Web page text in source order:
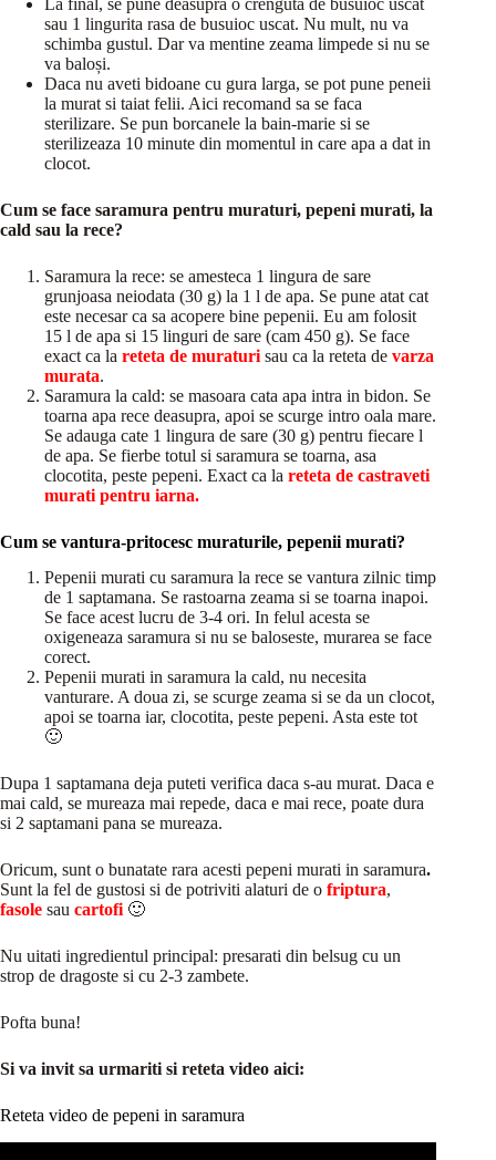
sau 1 lingurita rasa de busuioc uscat. Nu mult, nu va
schimba gustul. Dar va mentine zeama limpede si nu se
va baloși.
Daca nu aveti bidoane cu gura larga, se pot pune peneii
la murat si taiat felii. Aici recomand sa se faca
sterilizare. Se pun borcanele la bain-marie si se
sterilizeaza 10 minute din momentul in care apa a dat in
clocot.
Cum se face saramura pentru muraturi, pepeni murati, la
cald sau la rece?
Saramura la rece: se amesteca 1 lingura de sare
grunjoasa neiodata (30 g) la 1 l de apa. Se pune atat cat
este necesar ca sa acopere bine pepenii. Eu am folosit
15 l de apa si 15 linguri de sare (cam 450 g). Se face
exact ca la reteta de muraturi sau ca la reteta de varza
murata.
Saramura la cald: se masoara cata apa intra in bidon. Se
toarna apa rece deasupra, apoi se scurge intro oala mare.
Se adauga cate 1 lingura de sare (30 g) pentru fiecare l
de apa. Se fierbe totul si saramura se toarna, asa
clocotita, peste pepeni. Exact ca la reteta de castraveti
murati pentru iarna.
Cum se vantura-pritocesc muraturile, pepenii murati?
Pepenii murati cu saramura la rece se vantura zilnic timp
de 1 saptamana. Se rastoarna zeama si se toarna inapoi.
Se face acest lucru de 3-4 ori. In felul acesta se
oxigeneaza saramura si nu se baloseste, murarea se face
corect.
Pepenii murati in saramura la cald, nu necesita
vanturare. A doua zi, se scurge zeama si se da un clocot,
apoi se toarna iar, clocotita, peste pepeni. Asta este tot
🙂
Dupa 1 saptamana deja puteti verifica daca s-au murat. Daca e
mai cald, se mureaza mai repede, daca e mai rece, poate dura
si 2 saptamani pana se mureaza.
Oricum, sunt o bunatate rara acesti pepeni murati in saramura.
Sunt la fel de gustosi si de potriviti alaturi de o friptura,
fasole sau cartofi🙂
Nu uitati ingredientul principal: presarati din belsug cu un
strop de dragoste si cu 2-3 zambete.
Pofta buna!
Si va invit sa urmariti si reteta video aici:
Reteta video de pepeni in saramura